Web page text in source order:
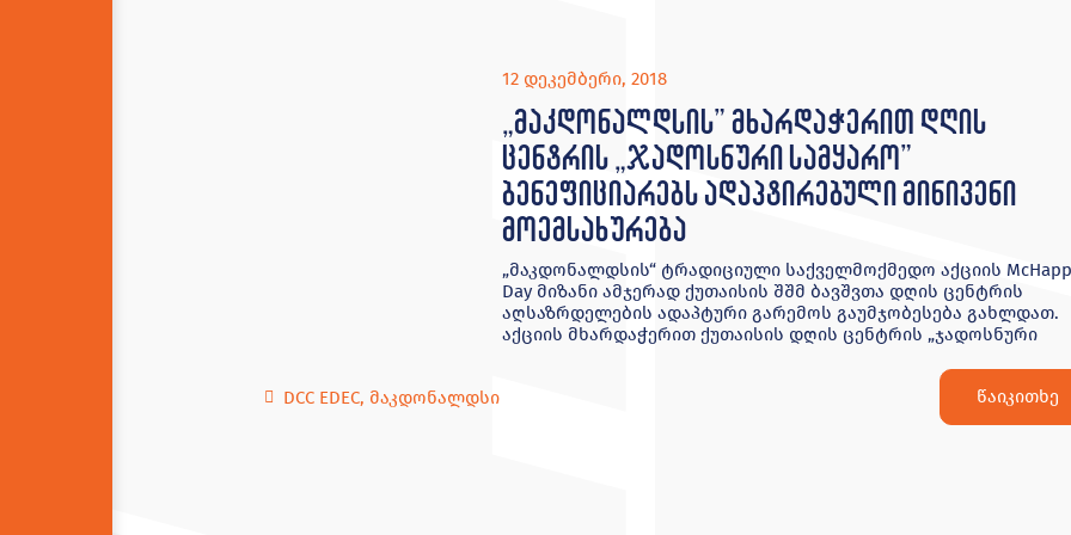
12 დეკემბერი, 2018
„მაკდონალდსის” მხარდაჭერით დღის
ცენტრის „ჯადოსნური სამყარო”
ბენეფიციარებს ადაპტირებული მინივენი
მოემსახურება
„მაკდონალდსის“ ტრადიციული საქველმოქმედო აქციის
Day მიზანი ამჯერად ქუთაისის შშმ ბავშვთა დღის ცენტრის
აღსაზრდელების ადაპტური გარემოს გაუმჯობესება გახლდათ.
აქციის მხარდაჭერით ქუთაისის დღის ცენტრის „ჯადოსნური
DCC EDEC, მაკდონალდსი წაიკითხე